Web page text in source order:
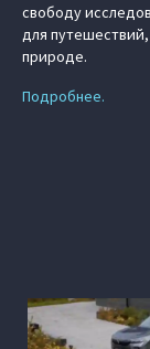
свободу
для
природе.
Подробнее.